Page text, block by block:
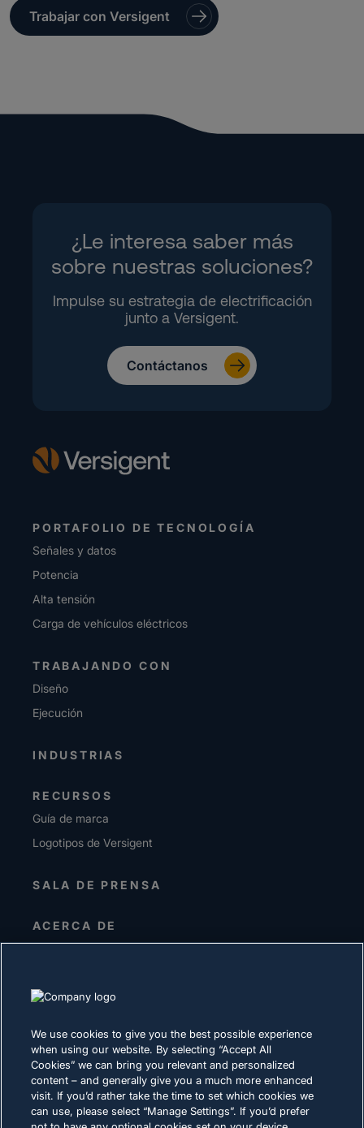
Trabajar con Versigent
¿Le interesa saber más
sobre nuestras soluciones?
Impulse su estrategia de electrificación
junto a Versigent.
Contáctanos
PORTAFOLIO DE TECNOLOGÍA
Señales y datos
Potencia
Alta tensión
Carga de vehículos eléctricos
TRABAJANDO CON
Diseño
Ejecución
INDUSTRIAS
RECURSOS
Guía de marca
Logotipos de Versigent
SALA DE PRENSA
ACERCA DE
Alta dirección
Proveedores
CARRERAS
DECLARACIÓN DE PRIVACIDAD
We use cookies to give you the best possible experience
when using our website. By selecting “Accept All
Cookies” we can bring you relevant and personalized
content – and generally give you a much more enhanced
visit. If you’d rather take the time to set which cookies we
can use, please select “Manage Settings”. If you’d prefer